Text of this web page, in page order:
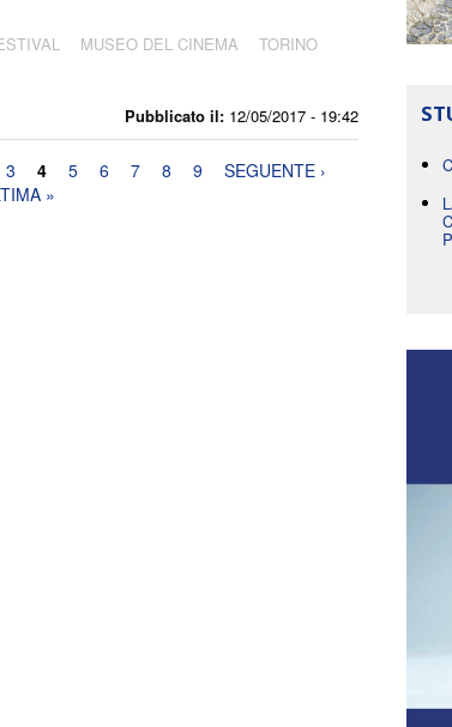
Pubblicato il: 12/05/2017 - 19:42
MUSEO DEL CINEMA TORINO
3 4 5 6 7 8 9
SEGUENTE ›
»